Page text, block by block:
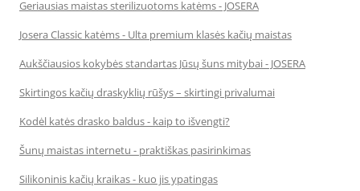
Geriausias maistas sterilizuotoms katėms - JOSERA
Josera Classic katėms - Ulta premium klasės kačių maistas
Aukščiausios kokybės standartas Jūsų šuns mitybai - JOSERA
Skirtingos kačių draskyklių rūšys – skirtingi privalumai
Kodėl katės drasko baldus - kaip to išvengti?
Šunų maistas internetu - praktiškas pasirinkimas
Silikoninis kačių kraikas - kuo jis ypatingas